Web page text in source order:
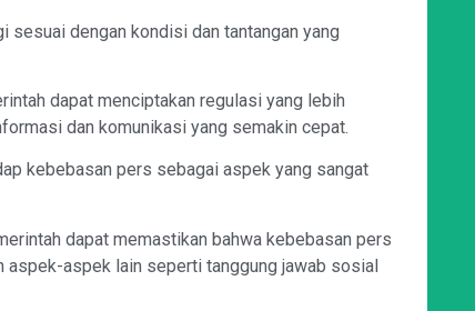
sesuai dengan kondisi dan tantangan yang
dapat menciptakan regulasi yang lebih
dan komunikasi yang semakin cepat.
kebebasan pers sebagai aspek yang sangat
dapat memastikan bahwa kebebasan pers
aspek-aspek lain seperti tanggung jawab sosial